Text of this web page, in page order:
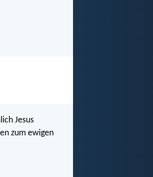
Jesus
zum ewigen